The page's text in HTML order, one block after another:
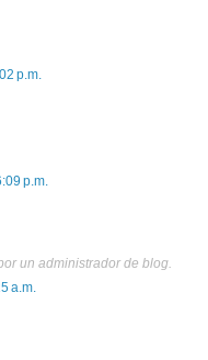
p.m.
p.m.
un administrador de blog.
a.m.